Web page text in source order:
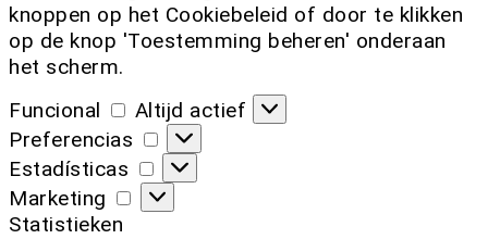
knoppen op het Cookiebeleid of door te klikken
op de knop 'Toestemming beheren' onderaan
het scherm.
Funcional
Altijd actief
Preferencias
Estadísticas
Marketing
Statistieken